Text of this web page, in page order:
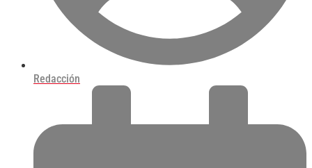
Redacción